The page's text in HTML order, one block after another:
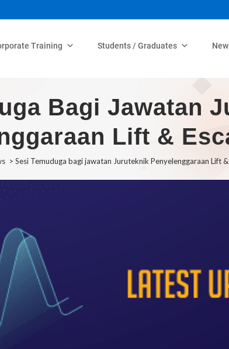
Training Students / Graduates
Bagi Jawatan
Lift &
> Sesi Temuduga bagi jawatan Juruteknik Penyelenggaraan Lift